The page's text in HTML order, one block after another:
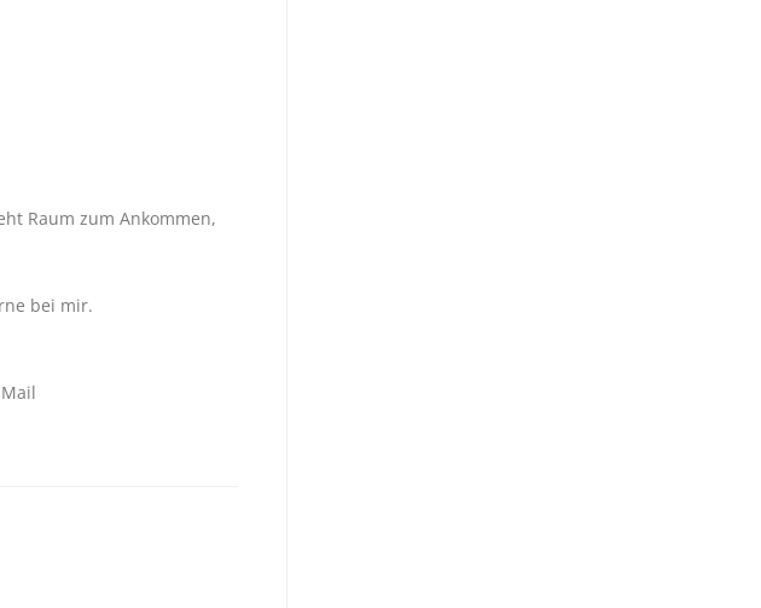
Raum zum Ankommen,
bei mir.